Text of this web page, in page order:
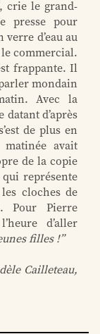
crie le grand-
presse pour
d’eau au
commercial.
frappante. Il
mondain
Avec la
d’après
de plus en
avait
de la copie
qui représente
cloches de
Pour Pierre
d’aller
filles !”
Cailleteau,